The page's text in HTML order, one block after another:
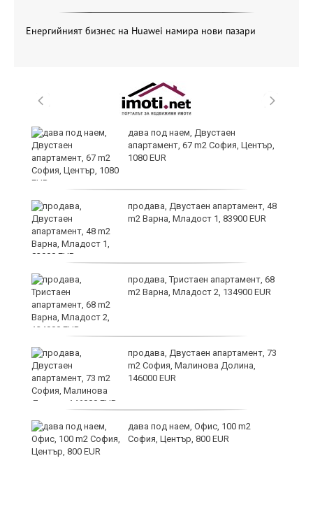
Енергийният бизнес на Huawei намира нови пазари
дава под наем, Двустаен
апартамент, 67 m2 София, Център,
1080 EUR
продава, Двустаен апартамент, 48
m2 Варна, Младост 1, 83900 EUR
продава, Тристаен апартамент, 68
m2 Варна, Младост 2, 134900 EUR
продава, Двустаен апартамент, 73
m2 София, Малинова Долина,
146000 EUR
дава под наем, Офис, 100 m2
София, Център, 800 EUR